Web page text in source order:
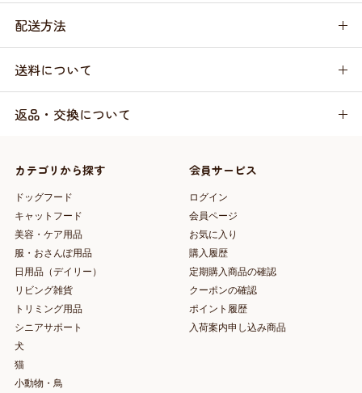
配送方法
送料について
返品・交換について
カテゴリから探す
ドッグフード
キャットフード
美容・ケア用品
服・おさんぽ用品
日用品（デイリー）
リビング雑貨
トリミング用品
シニアサポート
犬
猫
小動物・鳥
会員サービス
ログイン
会員ページ
お気に入り
購入履歴
定期購入商品の確認
クーポンの確認
ポイント履歴
入荷案内申し込み商品